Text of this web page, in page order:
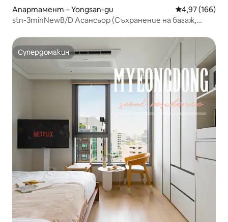
Апартамент – Yongsan-gu Средна
4,97 (166)
stn-3minNewB/D Асансьор (Съхранение на багаж,
Супердомакин
Супердомакин